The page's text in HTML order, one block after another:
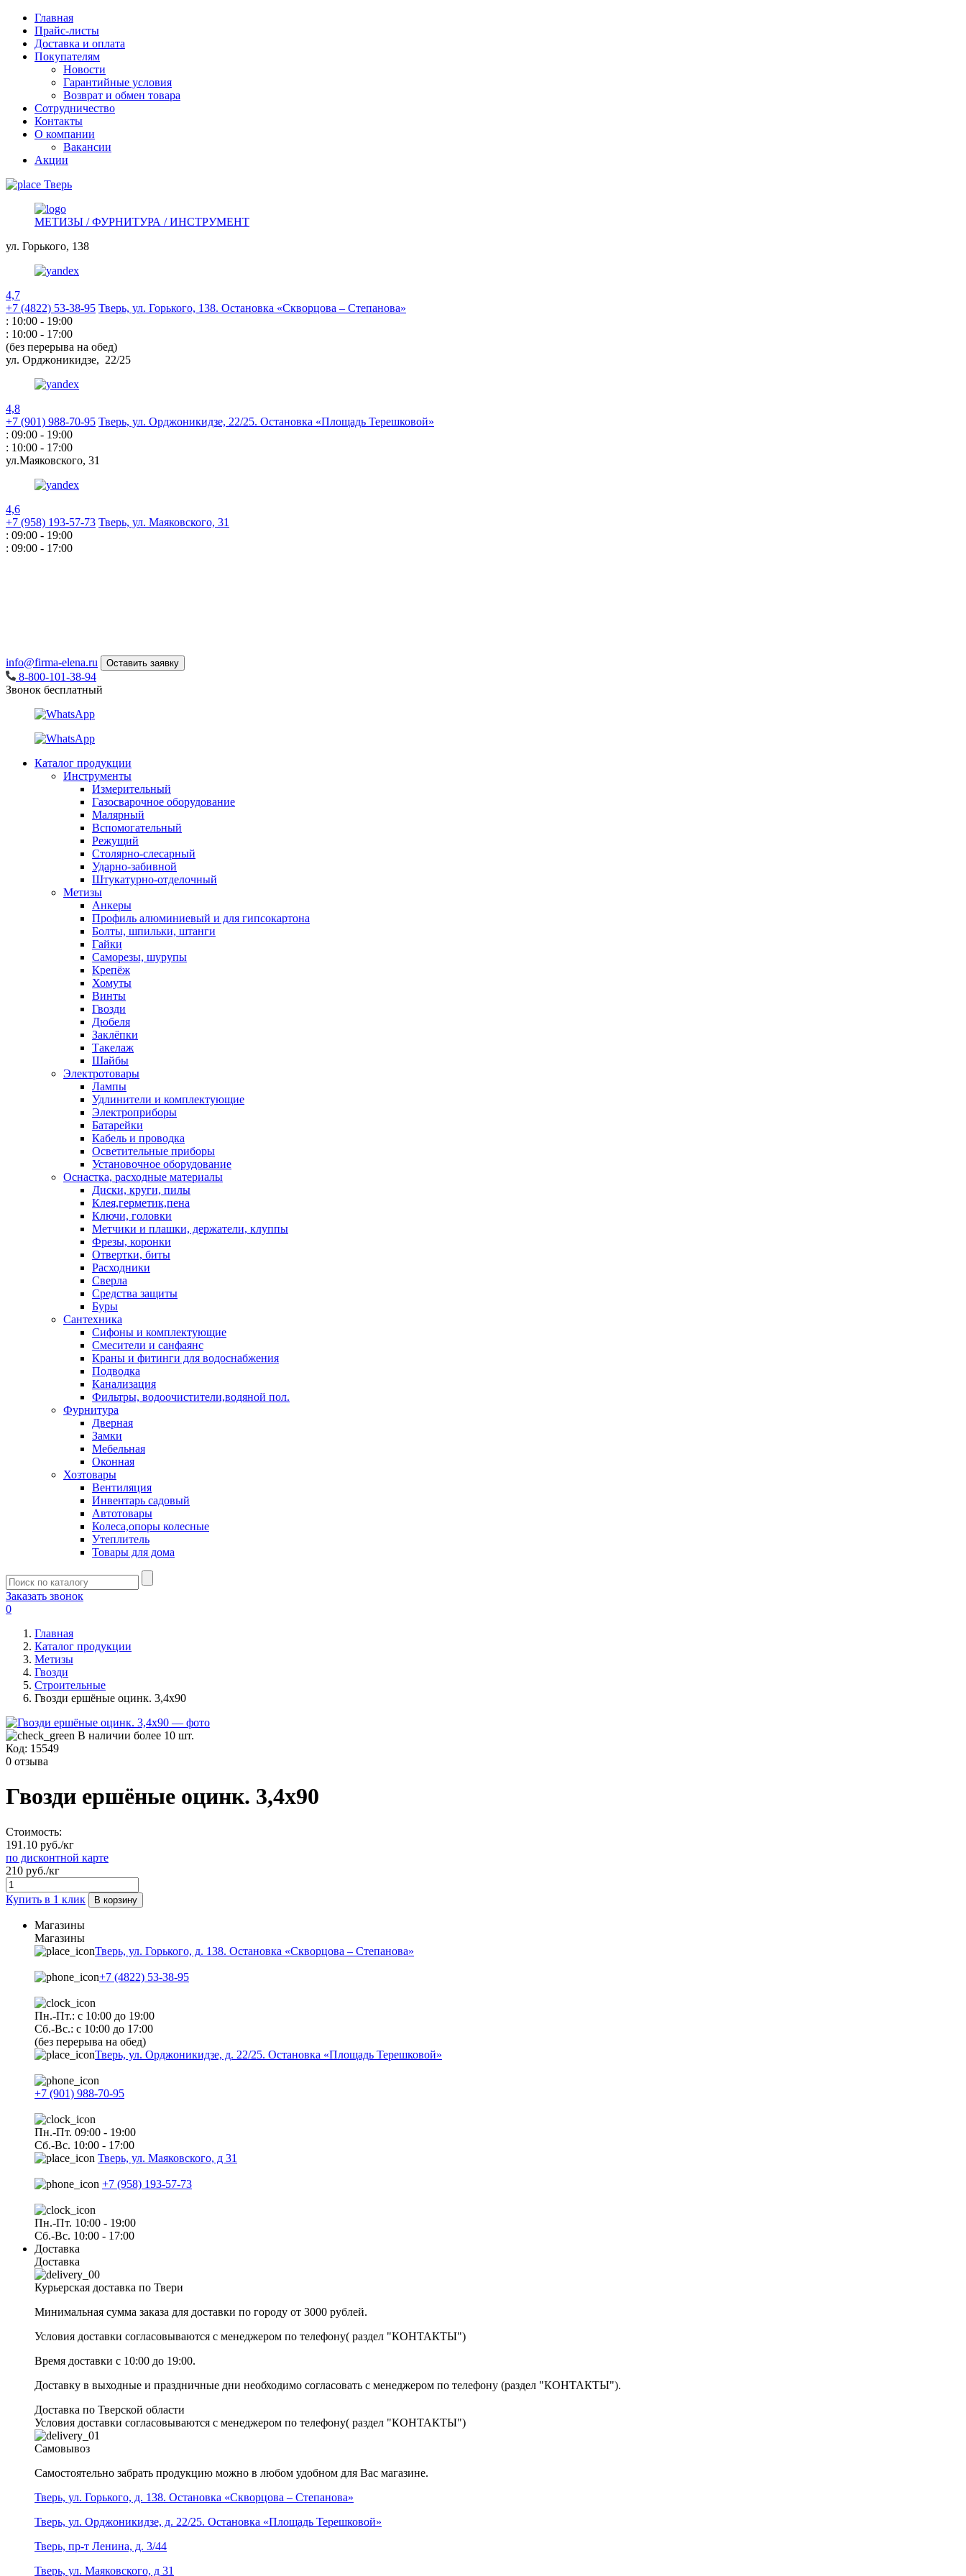
Главная
Прайс-листы
Доставка и оплата
Покупателям
Новости
Гарантийные условия
Возврат и обмен товара
Сотрудничество
Контакты
О компании
Вакансии
Акции
Тверь
МЕТИЗЫ / ФУРНИТУРА / ИНСТРУМЕНТ
ул. Горького, 138
4,7
+7 (4822) 53-38-95 Тверь, ул. Горького, 138. Остановка «Скворцова – Степанова»
: 10:00 - 19:00
: 10:00 - 17:00
(без перерыва на обед)
ул. Орджоникидзе, 22/25
4,8
+7 (901) 988-70-95 Тверь, ул. Орджоникидзе, 22/25. Остановка «Площадь Терешковой»
: 09:00 - 19:00
: 10:00 - 17:00
ул.Маяковского, 31
4,6
+7 (958) 193-57-73 Тверь, ул. Маяковского, 31
: 09:00 - 19:00
: 09:00 - 17:00
info@firma-elena.ru Оставить заявку
8-800-101-38-94
Звонок бесплатный
Каталог продукции
Инструменты
Измерительный
Газосварочное оборудование
Малярный
Вспомогательный
Режущий
Столярно-слесарный
Ударно-забивной
Штукатурно-отделочный
Метизы
Анкеры
Профиль алюминиевый и для гипсокартона
Болты, шпильки, штанги
Гайки
Саморезы, шурупы
Крепёж
Хомуты
Винты
Гвозди
Дюбеля
Заклёпки
Такелаж
Шайбы
Электротовары
Лампы
Удлинители и комплектующие
Электроприборы
Батарейки
Кабель и проводка
Осветительные приборы
Установочное оборудование
Оснастка, расходные материалы
Диски, круги, пилы
Клея,герметик,пена
Ключи, головки
Метчики и плашки, держатели, клуппы
Фрезы, коронки
Отвертки, биты
Расходники
Сверла
Средства защиты
Буры
Сантехника
Сифоны и комплектующие
Смесители и санфаянс
Краны и фитинги для водоснабжения
Подводка
Канализация
Фильтры, водоочистители,водяной пол.
Фурнитура
Дверная
Замки
Мебельная
Оконная
Хозтовары
Вентиляция
Инвентарь садовый
Автотовары
Колеса,опоры колесные
Утеплитель
Товары для дома
Заказать звонок
0
Главная
Каталог продукции
Метизы
Гвозди
Строительные
Гвозди ершёные оцинк. 3,4х90
В наличии более 10 шт.
Код: 15549
0 отзыва
Гвозди ершёные оцинк. 3,4х90
Стоимость:
191.10 руб./кг
по дисконтной карте
210 руб./кг
Купить в 1 клик В корзину
Магазины
Магазины
Тверь, ул. Горького, д. 138. Остановка «Скворцова – Степанова»
+7 (4822) 53-38-95
Пн.-Пт.: с 10:00 до 19:00
Сб.-Вс.: с 10:00 до 17:00
(без перерыва на обед)
Тверь, ул. Орджоникидзе, д. 22/25. Остановка «Площадь Терешковой»
+7 (901) 988-70-95
Пн.-Пт. 09:00 - 19:00
Сб.-Вс. 10:00 - 17:00
Тверь, ул. Маяковского, д 31
+7 (958) 193-57-73
Пн.-Пт. 10:00 - 19:00
Сб.-Вс. 10:00 - 17:00
Доставка
Доставка
Курьерская доставка по Твери
Минимальная сумма заказа для доставки по городу от 3000 рублей.
Условия доставки согласовываются с менеджером по телефону( раздел "КОНТАКТЫ")
Время доставки с 10:00 до 19:00.
Доставку в выходные и праздничные дни необходимо согласовать с менеджером по телефону (раздел "КОНТАКТЫ").
Доставка по Тверской области
Условия доставки согласовываются с менеджером по телефону( раздел "КОНТАКТЫ")
Самовывоз
Самостоятельно забрать продукцию можно в любом удобном для Вас магазине.
Тверь, ул. Горького, д. 138. Остановка «Скворцова – Степанова»
Тверь, ул. Орджоникидзе, д. 22/25. Остановка «Площадь Терешковой»
Тверь, пр-т Ленина, д. 3/44
Тверь, ул. Маяковского, д 31